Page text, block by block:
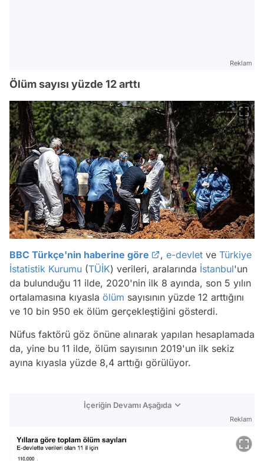
Reklam
Ölüm sayısı yüzde 12 arttı
BBC Türkçe'nin haberine göre , e-devlet ve Türkiye
İstatistik Kurumu (TÜİK) verileri, aralarında İstanbul'un
da bulunduğu 11 ilde, 2020'nin ilk 8 ayında, son 5 yılın
ortalamasına kıyasla ölüm sayısının yüzde 12 arttığını
ve 10 bin 950 ek ölüm gerçekleştiğini gösterdi.
Nüfus faktörü göz önüne alınarak yapılan hesaplamada
da, yine bu 11 ilde, ölüm sayısının 2019'un ilk sekiz
ayına kıyasla yüzde 8,4 arttığı görülüyor.
İçeriğin Devamı Aşağıda
Reklam